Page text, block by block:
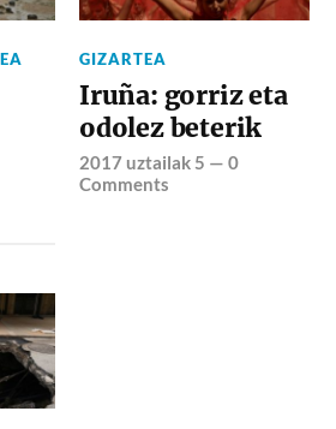
GIZARTEA
Iruña: gorriz eta
odolez beterik
2017 uztailak 5 —0
Comments